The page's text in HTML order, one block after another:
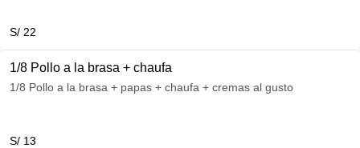
S/ 22
1/8 Pollo a la brasa + chaufa
1/8 Pollo a la brasa + papas + chaufa + cremas al gusto
S/ 13